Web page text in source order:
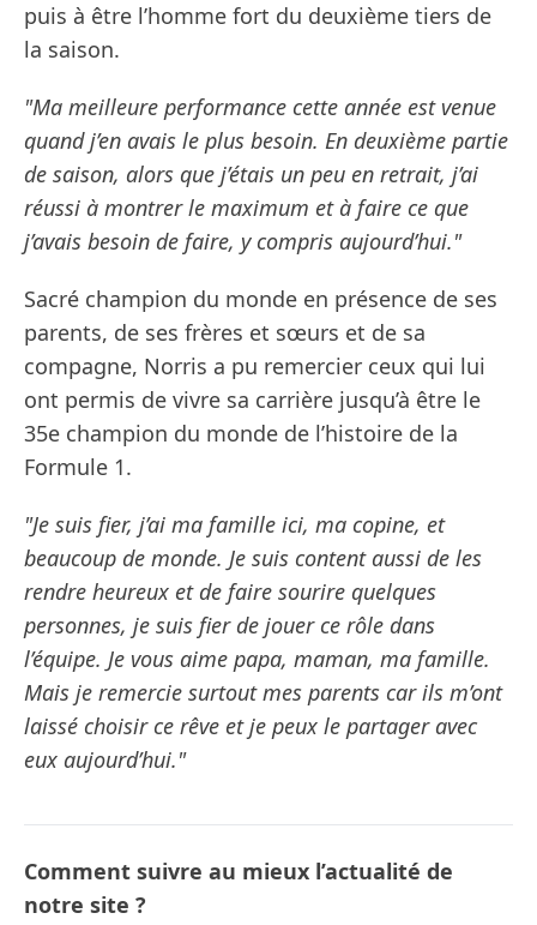
puis à être l’homme fort du deuxième tiers de
la saison.
"Ma meilleure performance cette année est venue
quand j’en avais le plus besoin. En deuxième partie
de saison, alors que j’étais un peu en retrait, j’ai
réussi à montrer le maximum et à faire ce que
j’avais besoin de faire, y compris aujourd’hui."
Sacré champion du monde en présence de ses
parents, de ses frères et sœurs et de sa
compagne, Norris a pu remercier ceux qui lui
ont permis de vivre sa carrière jusqu’à être le
35e champion du monde de l’histoire de la
Formule 1.
"Je suis fier, j’ai ma famille ici, ma copine, et
beaucoup de monde. Je suis content aussi de les
rendre heureux et de faire sourire quelques
personnes, je suis fier de jouer ce rôle dans
l’équipe. Je vous aime papa, maman, ma famille.
Mais je remercie surtout mes parents car ils m’ont
laissé choisir ce rêve et je peux le partager avec
eux aujourd’hui."
Comment suivre au mieux l’actualité de
notre site ?